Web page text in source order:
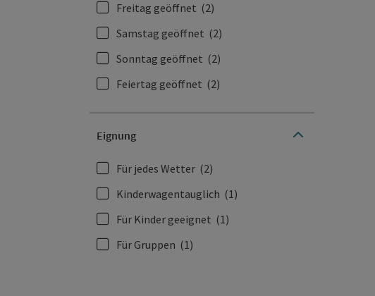
Freitag geöffnet (2)
Samstag geöffnet (2)
Sonntag geöffnet (2)
Feiertag geöffnet (2)
Eignung
Für jedes Wetter (2)
Kinderwagentauglich (1)
Für Kinder geeignet (1)
Für Gruppen (1)